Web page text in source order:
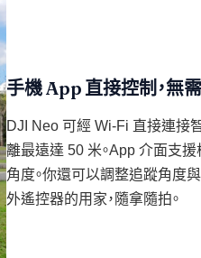
手機 App 直接控制，無
DJI Neo 可經 Wi-Fi 直接連接
離最遠達 50 米。App 介面支
角度。你還可以調整追蹤角度
外遙控器的用家，隨拿隨拍。